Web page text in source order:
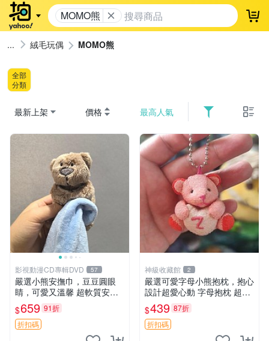
MOMO熊 登
絨毛玩偶 MOMO熊
全部
分類
最新上架 價格 最高人氣
影視動漫CD專輯DVD 57
嚴選小熊安撫巾，豆豆圓眼
睛，可愛又溫馨 超軟質安撫
巾，豆豆設計，哄睡好幫手
約克豆豆眼安撫巾 數碼豆豆
眼
$659 91折
折扣碼
神級收藏館 2
嚴選可愛字母小熊抱枕，抱心
設計超愛心動 字母抱枕 超大
尺寸 掛飾 小熊造型 推薦收藏
抱枕掛飾 字母抱枕 小熊抱枕
$439 87折
折扣碼